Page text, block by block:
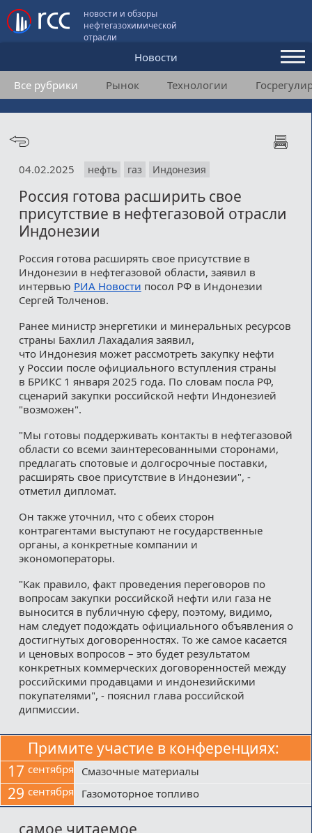
новости и обзоры
нефтегазохимической
отрасли
Новости
Аналитика и мнения
Конференции
Подписка
Пользовательское соглашение
Медиакит
Контакты
Все рубрики Рынок Технологии
04.02.2025 нефть газ Индонезия
Россия готова расширить свое
присутствие в нефтегазовой отрасли
Индонезии
Россия готова расширять свое присутствие в
Индонезии в нефтегазовой области, заявил в
интервью РИА Новости посол РФ в Индонезии
Сергей Толченов.
Ранее министр энергетики и минеральных ресурсов
страны Бахлил Лахадалия заявил,
что Индонезия может рассмотреть закупку нефти
у России после официального вступления страны
в БРИКС 1 января 2025 года. По словам посла РФ,
сценарий закупки российской нефти Индонезией
"возможен".
"Мы готовы поддерживать контакты в нефтегазовой
области со всеми заинтересованными сторонами,
предлагать спотовые и долгосрочные поставки,
расширять свое присутствие в Индонезии", -
отметил дипломат.
Он также уточнил, что с обеих сторон
контрагентами выступают не государственные
органы, а конкретные компании и
экономоператоры.
"Как правило, факт проведения переговоров по
вопросам закупки российской нефти или газа не
выносится в публичную сферу, поэтому, видимо,
нам следует подождать официального объявления о
достигнутых договоренностях. То же самое касается
и ценовых вопросов – это будет результатом
конкретных коммерческих договоренностей между
российскими продавцами и индонезийскими
покупателями", - пояснил глава российской
дипмиссии.
Примите участие в конференциях:
17 сентября Смазочные материалы
29 сентября Газомоторное топливо
самое читаемое